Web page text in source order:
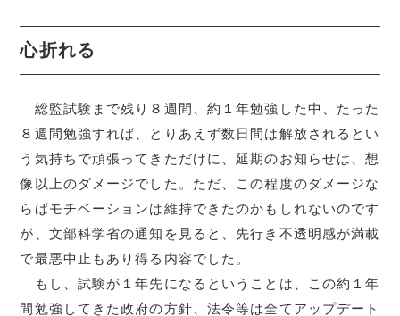
心折れる
総監試験まで残り８週間、約１年勉強した中、たった
８週間勉強すれば、とりあえず数日間は解放されるとい
う気持ちで頑張ってきただけに、延期のお知らせは、想
像以上のダメージでした。ただ、この程度のダメージな
らばモチベーションは維持できたのかもしれないのです
が、文部科学省の通知を見ると、先行き不透明感が満載
で最悪中止もあり得る内容でした。
もし、試験が１年先になるということは、この約１年
間勉強してきた政府の方針、法令等は全てアップデート